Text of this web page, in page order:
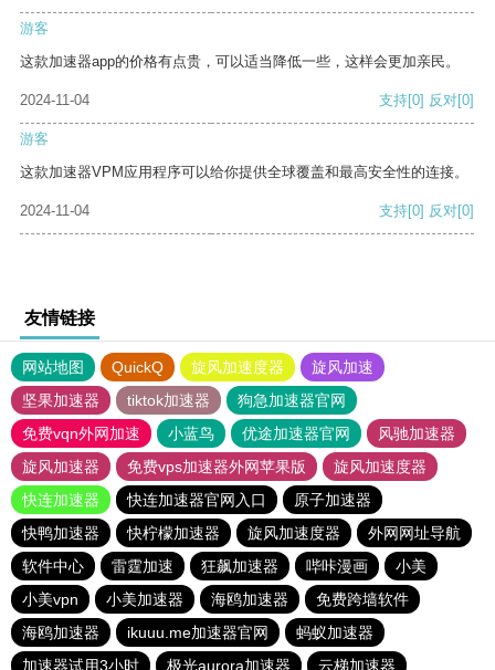
游客
这款加速器app的价格有点贵，可以适当降低一些，这样会更加亲民。
2024-11-04 支持[0] 反对[0]
游客
这款加速器VPM应用程序可以给你提供全球覆盖和最高安全性的连接。
2024-11-04 支持[0] 反对[0]
友情链接
网站地图 QuickQ 旋风加速度器
旋风加速
坚果加速器
tiktok加速器
狗急加速器官网
免费vqn外网加速
小蓝鸟 优途加速器官网
风驰加速器
旋风加速器
免费vps加速器外网苹果版
旋风加速度器
快连加速器
快连加速器官网入口
原子加速器
快鸭加速器
快柠檬加速器 旋风加速度器
外网网址导航
软件中心
雷霆加速 狂飙加速器 哔咔漫画
小美
小美vpn
小美加速器 海鸥加速器
免费跨墙软件
海鸥加速器
ikuuu.me加速器官网
蚂蚁加速器
加速器试用3小时
极光aurora加速器 云梯加速器